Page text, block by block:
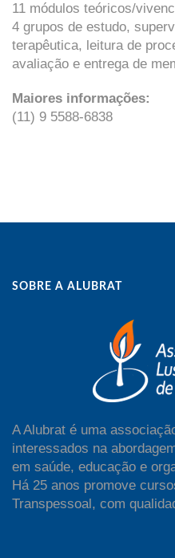
11 módulos teóricos/
4 grupos de estudo,
terapêutica, leitura de
avaliação e entrega de
Maiores informações:
(11) 9 5588-6838
SOBRE A ALUBRAT
A Alubrat é uma
interessados na
em saúde, educação e
Há 25 anos promove
Transpessoal, com